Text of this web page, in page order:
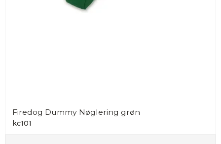
Firedog Dummy Nøglering grøn
kc101